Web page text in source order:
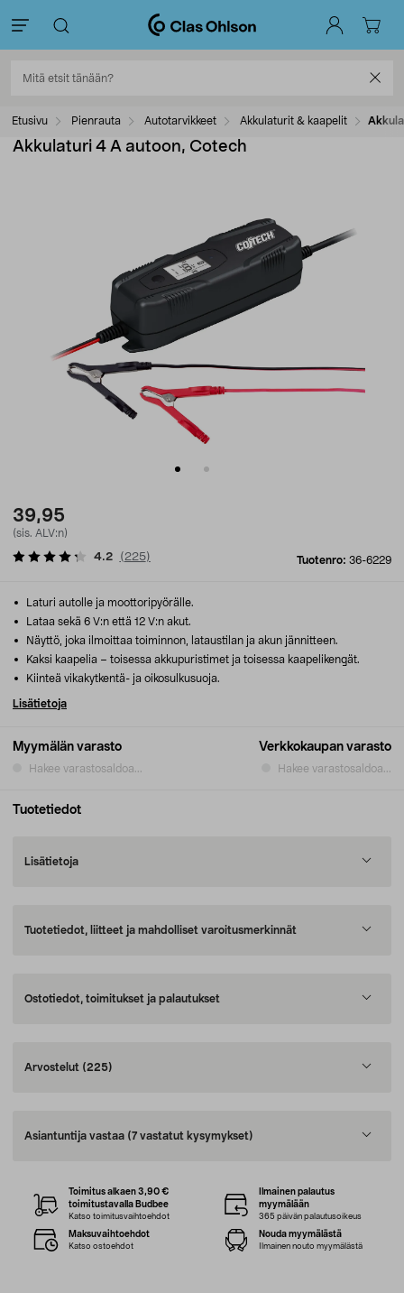
Etusivu Pienrauta Autotarvikkeet Akkulaturit & kaapelit
Akkulaturi 4 A autoon, Cotech
39,95
(sis. ALV:n)
Tuotenro: 36-6229
4.2 ( 225)
Myymälän varasto
Hakee varastosaldoa...
Verkkokaupan varasto
Hakee varastosaldoa...
Laturi autolle ja moottoripyörälle.
Lataa sekä 6 V:n että 12 V:n akut.
Näyttö, joka ilmoittaa toiminnon, lataustilan ja akun jännitteen.
Kaksi kaapelia – toisessa akkupuristimet ja toisessa kaapelikengät.
Kiinteä vikakytkentä- ja oikosulkusuoja.
Lisätietoja
Tuotetiedot
Lisätietoja
Tuotetiedot, liitteet ja mahdolliset varoitusmerkinnät
Ostotiedot, toimitukset ja palautukset
Arvostelut (225)
Asiantuntija vastaa (7 vastatut kysymykset)
Toimitus alkaen 3,90 €
toimitustavalla Budbee
Katso toimitusvaihtoehdot
Ilmainen palautus
myymälään
365 päivän palautusoikeus
Maksuvaihtoehdot
Katso ostoehdot
Nouda myymälästä
Ilmainen nouto myymälästä